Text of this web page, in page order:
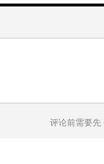
评论前需要先